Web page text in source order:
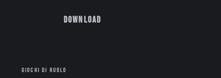
Download
GIOCHI DI RUOLO